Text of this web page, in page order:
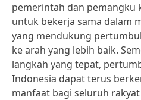
pemerintah dan pemangku
untuk bekerja sama dalam
yang mendukung
ke arah yang lebih baik.
langkah yang tepat,
Indonesia dapat terus
manfaat bagi seluruh